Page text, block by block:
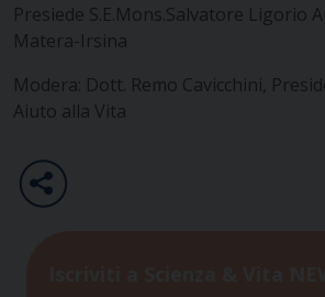
Presiede S.E.Mons.Salvatore Ligorio
Matera-Irsina
Modera: Dott. Remo Cavicchini,
Aiuto alla Vita